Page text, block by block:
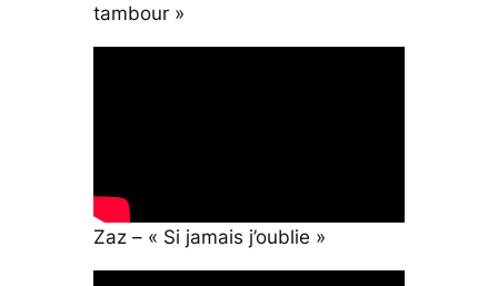
tambour »
Zaz – « Si jamais j’oublie »